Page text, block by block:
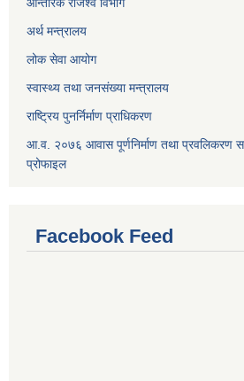
अर्थ मन्त्रालय
लोक सेवा आयोग
स्वास्थ्य तथा जनसंख्या मन्त्रालय
राष्ट्रिय पुनर्निर्माण प्राधिकरण
आ.व. २०७६ आवास पूर्णनिर्माण तथा प्रवलिकरण
प्रोफाइल
Facebook Feed